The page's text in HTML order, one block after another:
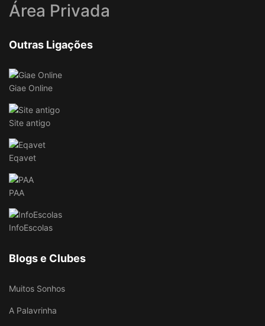
Área Privada
Outras Ligações
Giae Online
Site antigo
Eqavet
PAA
InfoEscolas
Blogs e Clubes
Muitos Sonhos
A Palavrinha